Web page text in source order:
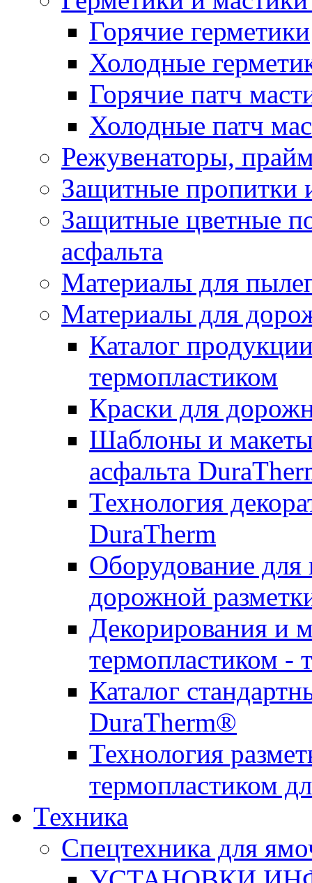
Горячие герметики
Холодные
Горячие патч
Холодные патч
Режувенаторы,
Защитные пропитки
Защитные цветные
асфальта
Материалы для
Материалы для
Каталог
термопластиком
Краски для
Шаблоны и макеты
асфальта
Технология
DuraTherm
Оборудование для
дорожной
Декорирования и
термопластиком -
Каталог
DuraTherm®
Технология
термопластиком
Техника
Спецтехника для